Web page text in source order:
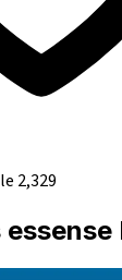
2,329